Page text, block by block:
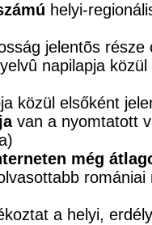
helyi-
jelentõs
napilapja
közül elsőként
van a nyomtatott
még
a helyi,